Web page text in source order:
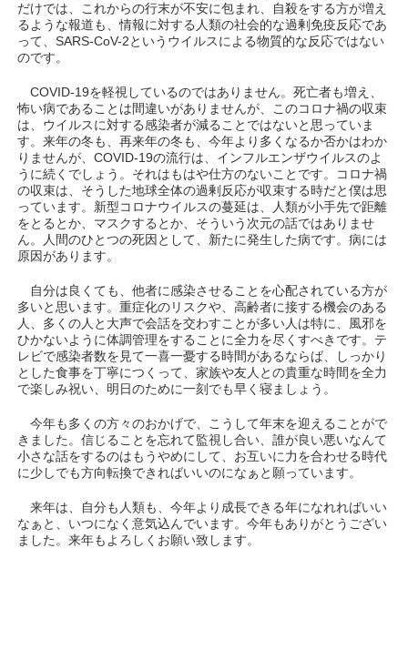
だけでは、これからの行末が不安に包まれ、自殺をする方が増え
るような報道も、情報に対する人類の社会的な過剰免疫反応であ
って、SARS-CoV-2というウイルスによる物質的な反応ではない
のです。
COVID-19を軽視しているのではありません。死亡者も増え、
怖い病であることは間違いがありませんが、このコロナ禍の収束
は、ウイルスに対する感染者が減ることではないと思っていま
す。来年の冬も、再来年の冬も、今年より多くなるか否かはわか
りませんが、COVID-19の流行は、インフルエンザウイルスのよ
うに続くでしょう。それはもはや仕方のないことです。コロナ禍
の収束は、そうした地球全体の過剰反応が収束する時だと僕は思
っています。新型コロナウイルスの蔓延は、人類が小手先で距離
をとるとか、マスクするとか、そういう次元の話ではありませ
ん。人間のひとつの死因として、新たに発生した病です。病には
原因があります。
自分は良くても、他者に感染させることを心配されている方が
多いと思います。重症化のリスクや、高齢者に接する機会のある
人、多くの人と大声で会話を交わすことが多い人は特に、風邪を
ひかないように体調管理をすることに全力を尽くすべきです。テ
レビで感染者数を見て一喜一憂する時間があるならば、しっかり
とした食事を丁寧につくって、家族や友人との貴重な時間を全力
で楽しみ祝い、明日のために一刻でも早く寝ましょう。
今年も多くの方々のおかげで、こうして年末を迎えることがで
きました。信じることを忘れて監視し合い、誰が良い悪いなんて
小さな話をするのはもうやめにして、お互いに力を合わせる時代
に少しでも方向転換できればいいのになぁと願っています。
来年は、自分も人類も、今年より成長できる年になれればいい
なぁと、いつになく意気込んでいます。今年もありがとうござい
ました。来年もよろしくお願い致します。